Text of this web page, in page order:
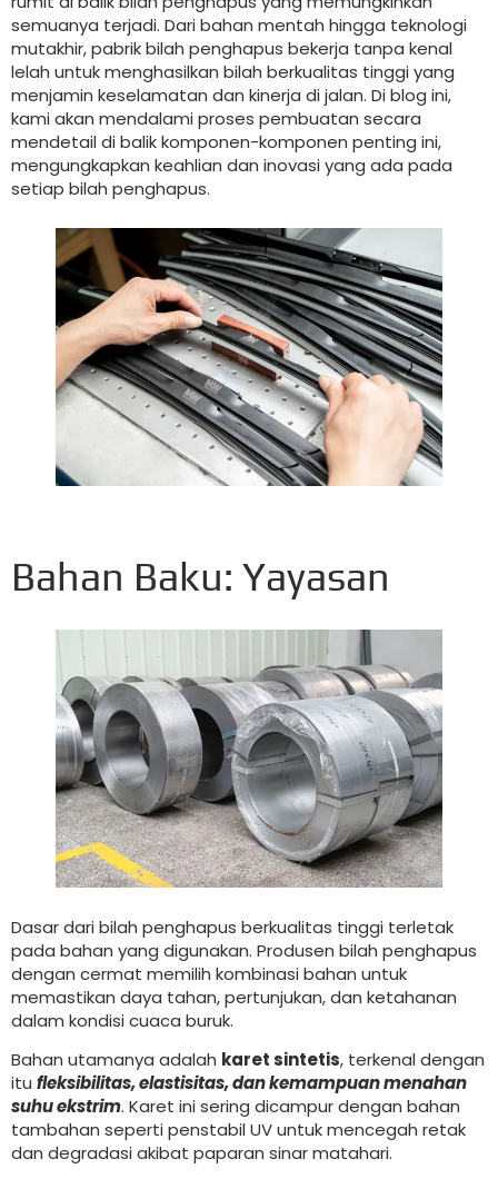
semuanya terjadi. Dari bahan mentah hingga teknologi
mutakhir, pabrik bilah penghapus bekerja tanpa kenal
lelah untuk menghasilkan bilah berkualitas tinggi yang
menjamin keselamatan dan kinerja di jalan. Di blog ini,
kami akan mendalami proses pembuatan secara
mendetail di balik komponen-komponen penting ini,
mengungkapkan keahlian dan inovasi yang ada pada
setiap bilah penghapus.
Bahan Baku: Yayasan
Dasar dari bilah penghapus berkualitas tinggi terletak
pada bahan yang digunakan. Produsen bilah penghapus
dengan cermat memilih kombinasi bahan untuk
memastikan daya tahan, pertunjukan, dan ketahanan
dalam kondisi cuaca buruk.
Bahan utamanya adalah karet sintetis, terkenal dengan
itu fleksibilitas, elastisitas, dan kemampuan menahan
suhu ekstrim. Karet ini sering dicampur dengan bahan
tambahan seperti penstabil UV untuk mencegah retak
dan degradasi akibat paparan sinar matahari.